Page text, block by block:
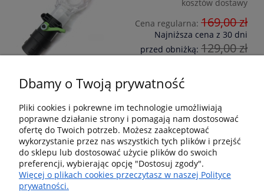
kosztów dostawy
Cena regularna: 169,00 zł
Najniższa cena z 30 dni
przed obniżką: 129,00 zł
Festool Podkładka z tworzywa
sztucznego TP-OF 489229
95,00 zł
Dbamy o Twoją prywatność
Pliki cookies i pokrewne im technologie umożliwiają
poprawne działanie strony i pomagają nam dostosować
ofertę do Twoich potrzeb. Możesz zaakceptować
wykorzystanie przez nas wszystkich tych plików i przejść
do sklepu lub dostosować użycie plików do swoich
preferencji, wybierając opcję "Dostosuj zgody".
Więcej o plikach cookies przeczytasz w naszej Polityce
prywatności.